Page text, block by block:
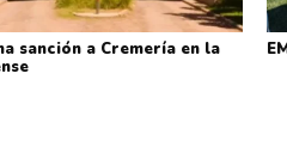
sanción a Cremería en la